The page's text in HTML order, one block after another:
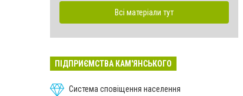
Всі матеріали тут
ПІДПРИЄМСТВА КАМ'ЯНСЬКОГО
Система сповіщення населення